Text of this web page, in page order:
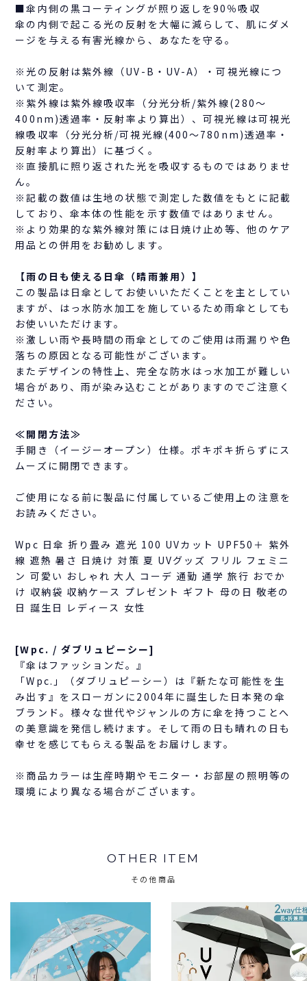
■傘内側の黒コーティングが照り返しを90％吸収
傘の内側で起こる光の反射を大幅に減らして、肌にダメ
ージを与える有害光線から、あなたを守る。
※光の反射は紫外線（UV-B・UV-A）・可視光線につ
いて測定。
※紫外線は紫外線吸収率（分光分析/紫外線(280～
400nm)透過率・反射率より算出）、可視光線は可視光
線吸収率（分光分析/可視光線(400～780nm)透過率・
反射率より算出）に基づく。
※直接肌に照り返された光を吸収するものではありませ
ん。
※記載の数値は生地の状態で測定した数値をもとに記載
しており、傘本体の性能を示す数値ではありません。
※より効果的な紫外線対策には日焼け止め等、他のケア
用品との併用をお勧めします。
【雨の日も使える日傘（晴雨兼用）】
この製品は日傘としてお使いいただくことを主としてい
ますが、はっ水防水加工を施しているため雨傘としても
お使いいただけます。
※激しい雨や長時間の雨傘としてのご使用は雨漏りや色
落ちの原因となる可能性がございます。
またデザインの特性上、完全な防水はっ水加工が難しい
場合があり、雨が染み込むことがありますのでご注意く
ださい。
≪開閉方法≫
手開き（イージーオープン）仕様。ポキポキ折らずにス
ムーズに開閉できます。
ご使用になる前に製品に付属しているご使用上の注意を
お読みください。
Wpc 日傘 折り畳み 遮光 100 UVカット UPF50＋ 紫外
線 遮熱 暑さ 日焼け 対策 夏 UVグッズ フリル フェミニ
ン 可愛い おしゃれ 大人 コーデ 通勤 通学 旅行 おでか
け 収納袋 収納ケース プレゼント ギフト 母の日 敬老の
日 誕生日 レディース 女性
[Wpc. / ダブリュピーシー]
『傘はファッションだ。』
「Wpc.」（ダブリュピーシー）は『新たな可能性を生
み出す』をスローガンに2004年に誕生した日本発の傘
ブランド。様々な世代やジャンルの方に傘を持つことへ
の美意識を発信し続けます。そして雨の日も晴れの日も
幸せを感じてもらえる製品をお届けします。
※商品カラーは生産時期やモニター・お部屋の照明等の
環境により異なる場合がございます。
OTHER ITEM
その他商品